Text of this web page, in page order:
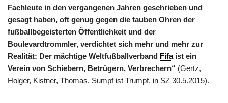
Fachleute in den vergangenen Jahren geschrieben und
gesagt haben, oft genug gegen die tauben Ohren der
fußballbegeisterten Öffentlichkeit und der
Boulevardtrommler, verdichtet sich mehr und mehr zur
Realität: Der mächtige Weltfußballverband Fifaist ein
Verein von Schiebern, Betrügern, Verbrechern“ (Gertz,
Holger, Kistner, Thomas, Sumpf ist Trumpf, in SZ 30.5.2015).